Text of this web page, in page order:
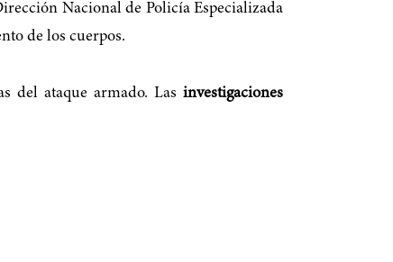
Nacional de Policía Especializada
de los cuerpos.
del ataque armado. Las investigaciones